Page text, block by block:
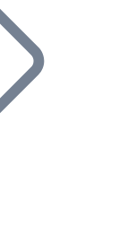
y permite que